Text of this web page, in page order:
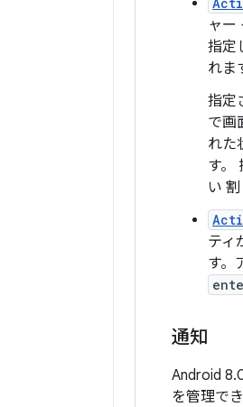
ャー
指定
れま
指定
で画
れた
す。
い
ティ
す。
通知
Android
を管理で